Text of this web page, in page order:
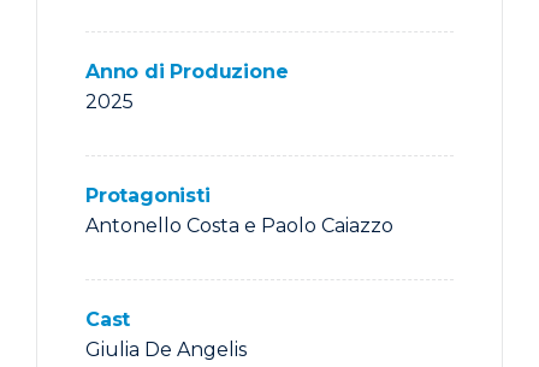
Anno di Produzione
2025
Protagonisti
Antonello Costa e Paolo Caiazzo
Cast
Giulia De Angelis